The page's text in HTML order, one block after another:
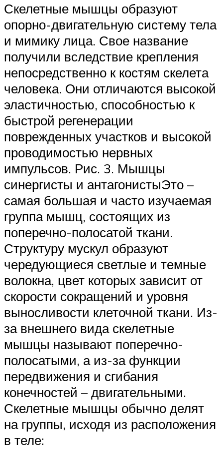
Скелетные мышцы образуют
опорно-двигательную систему тела
и мимику лица. Свое название
получили вследствие крепления
непосредственно к костям скелета
человека. Они отличаются высокой
эластичностью, способностью к
быстрой регенерации
поврежденных участков и высокой
проводимостью нервных
импульсов. Рис. 3. Мышцы
синергисты и антагонистыЭто –
самая большая и часто изучаемая
группа мышц, состоящих из
поперечно-полосатой ткани.
Структуру мускул образуют
чередующиеся светлые и темные
волокна, цвет которых зависит от
скорости сокращений и уровня
выносливости клеточной ткани. Из-
за внешнего вида скелетные
мышцы называют поперечно-
полосатыми, а из-за функции
передвижения и сгибания
конечностей – двигательными.
Скелетные мышцы обычно делят
на группы, исходя из расположения
в теле: